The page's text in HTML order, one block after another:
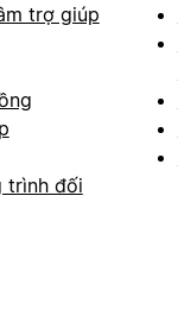
trợ giúp
trình đối